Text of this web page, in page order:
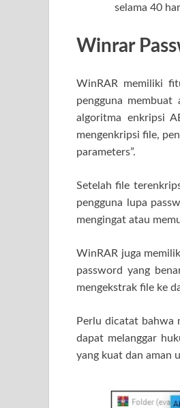
selama 40
Winrar
WinRAR memiliki
pengguna
algoritma enkripsi
mengenkripsi file,
parameters”.
Setelah file
pengguna lupa
mengingat atau
WinRAR juga
password yang
mengekstrak file ke
Perlu dicatat bahwa
dapat melanggar
yang kuat dan aman